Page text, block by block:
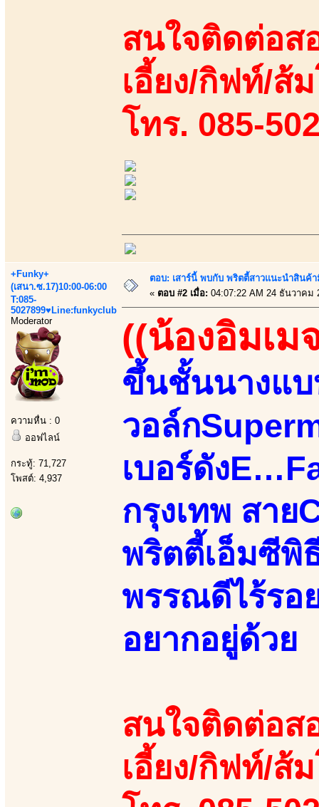
สนใจติดต่อส
เอี้ยง/กิฟท์/ส้
โทร. 085-
+Funky+
(เสนา.ซ.17)10:00-06:00
T:085-
5027899♥Line:funkyclub
Moderator
ความหื่น : 0
ออฟไลน์
กระทู้: 71,727
โพสต์: 4,937
ตอบ: เสาร์นี้ พบกับ พริตตี้สาวแนะนำสินค้
« ตอบ #2 เมื่อ: 04:07:22 AM 24 ธันวาคม
((น้องอิมเม
ขึ้นชั้นนางแ
วอล์ก
เบอร์ดัง
กรุงเทพ สาย
พริตตี้เอ็มซีพิ
พรรณดีไร้รอ
อยากอยู่ด้วย
สนใจติดต่อส
เอี้ยง/กิฟท์/ส้